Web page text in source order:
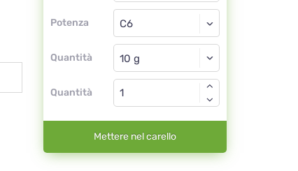
Potenza
Globuli
C6
Quantità
Globuli
Quantità
Mettere nel carello